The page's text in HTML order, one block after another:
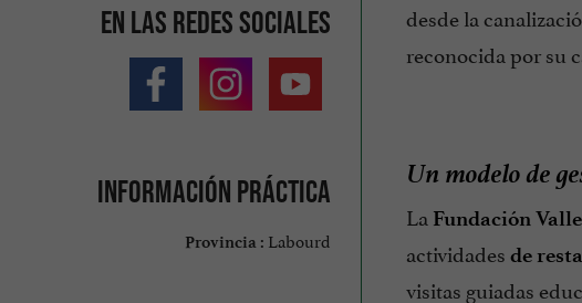
En las redes sociales
Información práctica
Provincia : Labourd
desde la
reconocida por su
Un modelo de
La Fundación
actividades de
visitas guiadas